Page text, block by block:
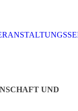
KARRIERE
KARRIERE
UND